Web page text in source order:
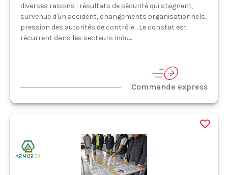
diverses raisons : résultats de sécurité qui stagnent,
survenue d'un accident, changements organisationnels,
pression des autorités de contrôle... Le constat est
récurrent dans les secteurs indu...
Commande express